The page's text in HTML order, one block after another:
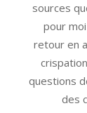
sources
pour
retour en
questions
des